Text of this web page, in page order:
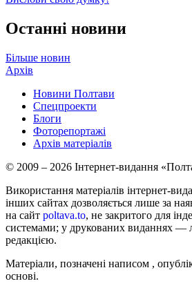
Останні новини
Більше новин
Архів
Новини Полтави
Спецпроекти
Блоги
Фоторепортажі
Архів матеріалів
© 2009 – 2026 Інтернет-видання
Використання матеріалів інтернет-
інших сайтах дозволяється лише за
на сайт poltava.to, не закритого для
системами; у друкованих виданнях —
редакцією.
Матеріали, позначені написом ,
основі.